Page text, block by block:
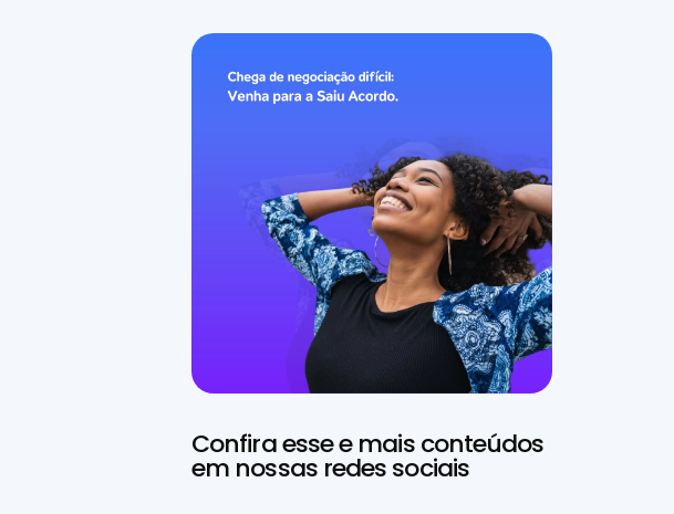
Confira esse e mais conteúdos
em nossas redes sociais